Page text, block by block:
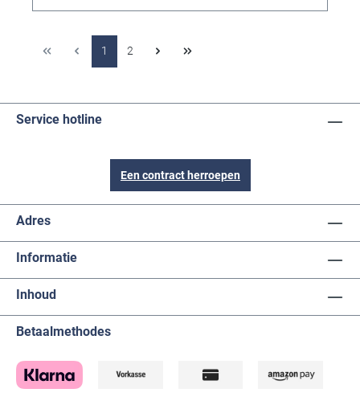
1 2
Service hotline
Een contract herroepen
Adres
Informatie
Inhoud
Betaalmethodes